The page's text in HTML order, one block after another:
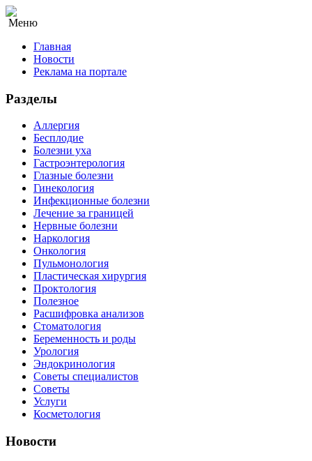
Меню
Главная
Новости
Реклама на портале
Разделы
Аллергия
Бесплодие
Болезни уха
Гастроэнтерология
Глазные болезни
Гинекология
Инфекционные болезни
Лечение за границей
Нервные болезни
Наркология
Онкология
Пульмонология
Пластическая хирургия
Проктология
Полезное
Расшифровка анализов
Стоматология
Беременность и роды
Урология
Эндокринология
Советы специалистов
Советы
Услуги
Косметология
Новости